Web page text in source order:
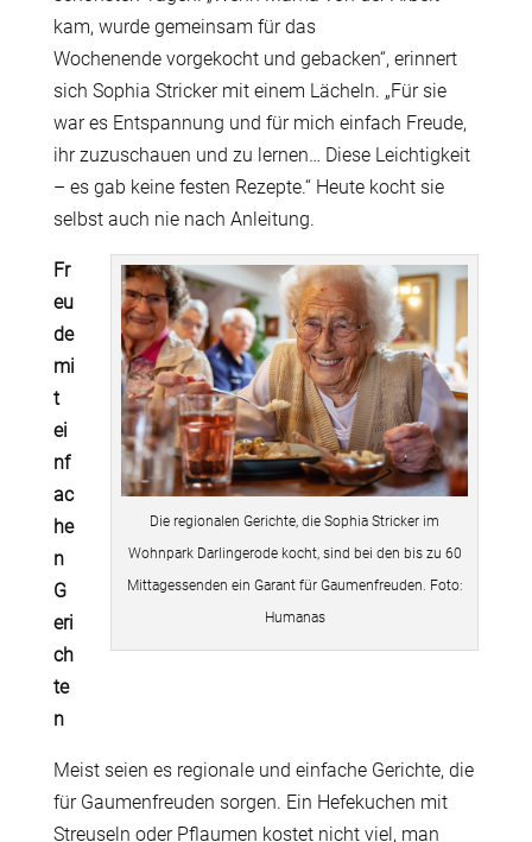
kam, wurde gemeinsam für das
Wochenende vorgekocht und gebacken“, erinnert
sich Sophia Stricker mit einem Lächeln. „Für sie
war es Entspannung und für mich einfach Freude,
ihr zuzuschauen und zu lernen… Diese Leichtigkeit
– es gab keine festen Rezepte.“ Heute kocht sie
selbst auch nie nach Anleitung.
Die regionalen Gerichte, die Sophia Stricker im
Wohnpark Darlingerode kocht, sind bei den bis zu 60
Mittagessenden ein Garant für Gaumenfreuden. Foto:
Humanas
Fr
eu
de
mi
t
ei
nf
ac
he
n
G
eri
ch
te
n
Meist seien es regionale und einfache Gerichte, die
für Gaumenfreuden sorgen. Ein Hefekuchen mit
Streuseln oder Pflaumen kostet nicht viel, man